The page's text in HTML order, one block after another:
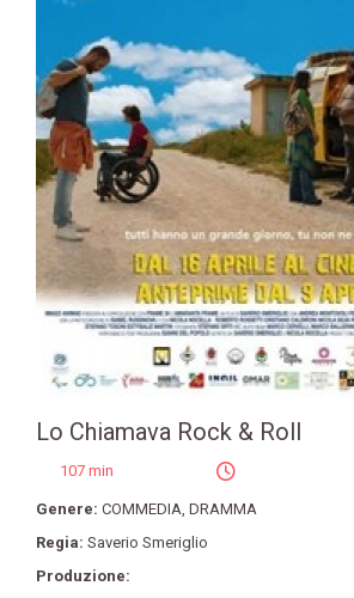
Lo Chiamava Rock & Roll
107 min
Genere: COMMEDIA DRAMMA
Regia: Saverio Smeriglio
Produzione: